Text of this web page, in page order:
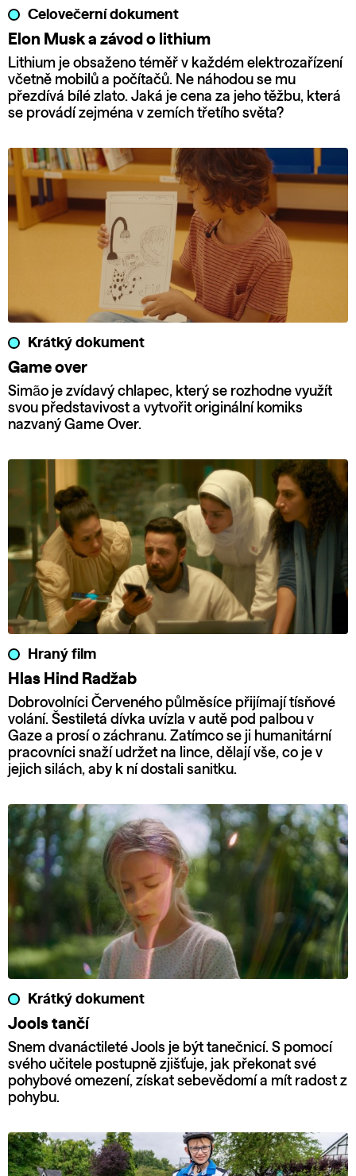
Celovečerní dokument
Elon Musk a závod o lithium
Lithium je obsaženo téměř v každém elektrozařízení
včetně mobilů a počítačů. Ne náhodou se mu
přezdívá bílé zlato. Jaká je cena za jeho těžbu, která
se provádí zejména v zemích třetího světa?
Krátký dokument
Game over
Simão je zvídavý chlapec, který se rozhodne využít
svou představivost a vytvořit originální komiks
nazvaný Game Over.
Hraný film
Hlas Hind Radžab
Dobrovolníci Červeného půlměsíce přijímají tísňové
volání. Šestiletá dívka uvízla v autě pod palbou v
Gaze a prosí o záchranu. Zatímco se ji humanitární
pracovníci snaží udržet na lince, dělají vše, co je v
jejich silách, aby k ní dostali sanitku.
Krátký dokument
Jools tančí
Snem dvanáctileté Jools je být tanečnicí. S pomocí
svého učitele postupně zjišťuje, jak překonat své
pohybové omezení, získat sebevědomí a mít radost z
pohybu.